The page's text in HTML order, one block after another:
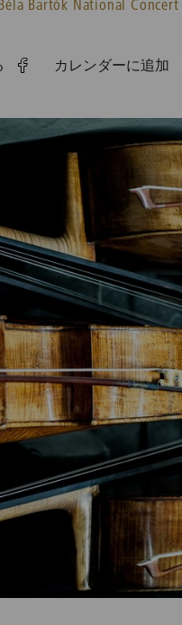
Bartók National
カレンダーに追加